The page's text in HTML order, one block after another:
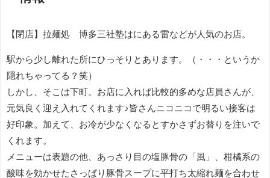
【閉店】拉麺処 博多三社塾はにある雷などが人気のお店。
駅から少し離れた所にひっそりとあります。（・・・というか
隠れちゃってる？笑）
しかし、そこは下町。お店に入れば比較的多めな店員さんが、
元気良く迎え入れてくれます♪皆さんニコニコで明るい接客は
好印象。加えて、お冷が少なくなるとすかさずお替りを注いで
くれます。
メニューは表題の他、あっさり目の塩豚骨の「風」、柑橘系の
酸味を効かせたさっぱり豚骨スープに平打ち太縮れ麺を合わせ